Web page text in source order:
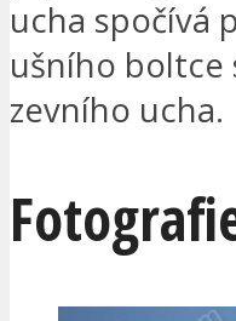
ucha spočívá
ušního boltce
zevního ucha.